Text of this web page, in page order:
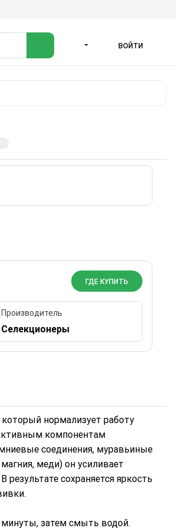
ВОЙТИ
ГДЕ КУПИТЬ
Производитель
Селекционеры
нормализует работу
компонентам
соединения, муравьиные
меди) он усиливает
сохраняется яркость
затем смыть водой.